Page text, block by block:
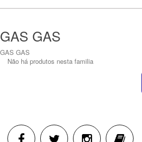
GAS GAS
GAS GAS
Não há produtos nesta familia